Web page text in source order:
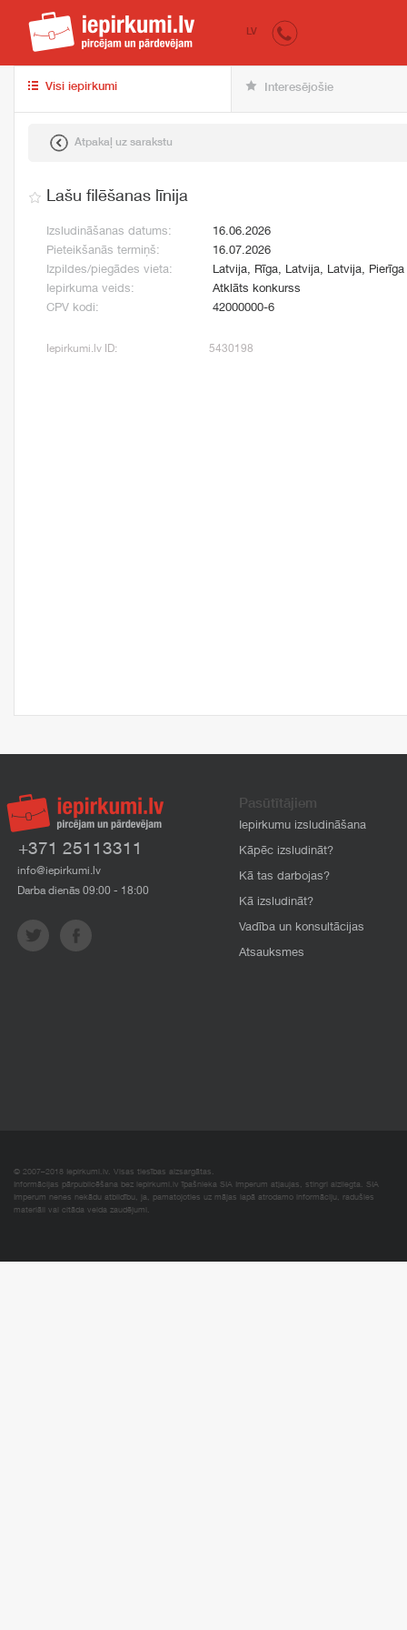
iepirkumi.lv
LV
Visi iepirkumi Interesējošie
Atpakaļ uz sarakstu
Lašu filēšanas līnija
Izsludināšanas datums:
16.06.2026
Pieteikšanās termiņš:
16.07.2026
Izpildes/piegādes vieta:
Latvija, Rīga, Latvija, Latvija, Pierīga
Iepirkuma veids:
Atklāts konkurss
CPV kodi:
42000000-6
Iepirkumi.lv ID: 5430198
+371 25113311
info@iepirkumi.lv
Darba dienās 09:00 - 18:00
Pasūtītājiem
Iepirkumu izsludināšana
Kāpēc izsludināt?
Kā tas darbojas?
Kā izsludināt?
Vadība un konsultācijas
Atsauksmes
© 2007–2018 Iepirkumi.lv. Visas tiesības aizsargātas.
Informācijas pārpublicēšana bez iepirkumi.lv īpašnieka SIA Imperum atļaujas, stingri aizliegta. SIA
Imperum nenes nekādu atbildību, ja, pamatojoties uz mājas lapā atrodamo informāciju, radušies
materiāli vai citāda veida zaudējumi.